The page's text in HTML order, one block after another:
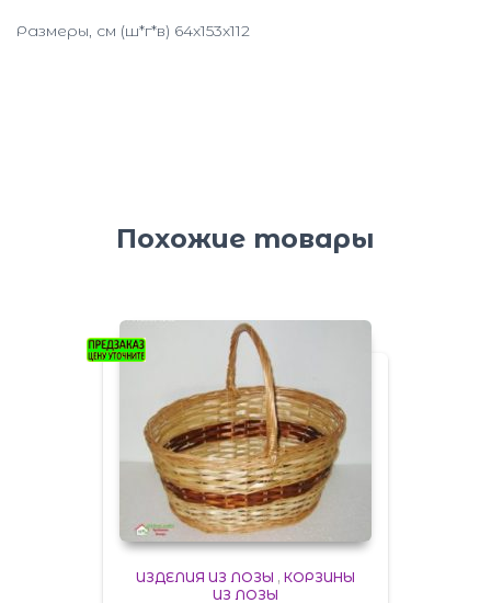
Размеры, см (ш*г*в) 64х153х112
Похожие товары
ИЗДЕЛИЯ ИЗ ЛОЗЫ , КОРЗИНЫ
ИЗ ЛОЗЫ